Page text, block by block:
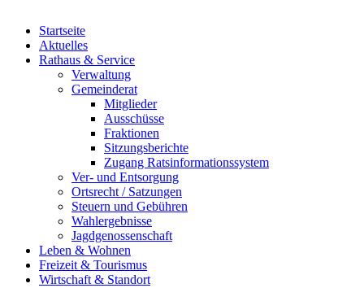
Startseite
Aktuelles
Rathaus & Service
Verwaltung
Gemeinderat
Mitglieder
Ausschüsse
Fraktionen
Sitzungsberichte
Zugang Ratsinformationssystem
Ver- und Entsorgung
Ortsrecht / Satzungen
Steuern und Gebühren
Wahlergebnisse
Jagdgenossenschaft
Leben & Wohnen
Freizeit & Tourismus
Wirtschaft & Standort